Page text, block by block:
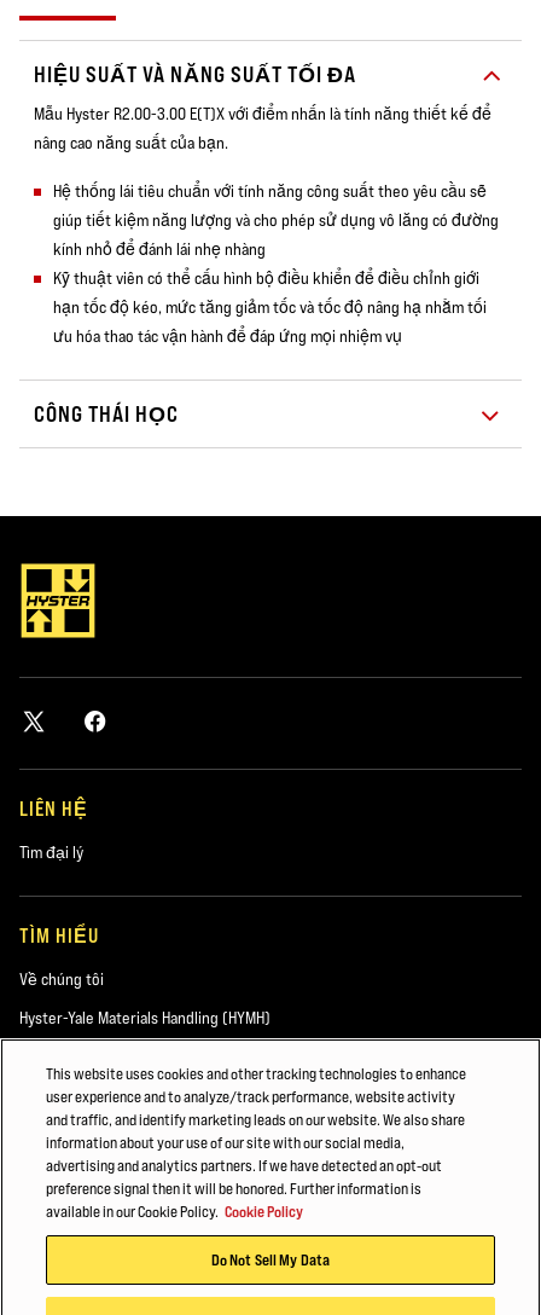
HIỆU SUẤT VÀ NĂNG SUẤT TỐI ĐA
Mẫu Hyster R2.00-3.00 E(T)X với điểm nhấn là tính năng thiết kế để
nâng cao năng suất của bạn.
Hệ thống lái tiêu chuẩn với tính năng công suất theo yêu cầu sẽ
giúp tiết kiệm năng lượng và cho phép sử dụng vô lăng có đường
kính nhỏ để đánh lái nhẹ nhàng
Kỹ thuật viên có thể cấu hình bộ điều khiển để điều chỉnh giới
hạn tốc độ kéo, mức tăng giảm tốc và tốc độ nâng hạ nhằm tối
ưu hóa thao tác vận hành để đáp ứng mọi nhiệm vụ
CÔNG THÁI HỌC
LIÊN HỆ
Tìm đại lý
TÌM HIỂU
Về chúng tôi
Hyster-Yale Materials Handling (HYMH)
VIỆC LÀM
Việc làm
©2026 Hyster-Yale Materials Handling, Inc. Bảo lưu mọi quyền.
Chính Sách Quyền Riêng Tư Điều khoản Dịch vụ Chính Sách Cookie
This website uses cookies and other tracking technologies to enhance
user experience and to analyze/track performance, website activity
and traffic, and identify marketing leads on our website. We also share
information about your use of our site with our social media,
advertising and analytics partners. If we have detected an opt-out
preference signal then it will be honored. Further information is
available in our Cookie Policy. Cookie Policy
Do Not Sell My Data